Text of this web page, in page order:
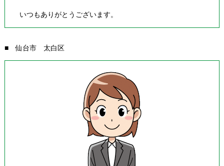
いつもありがとうございます。
■ 仙台市 太白区